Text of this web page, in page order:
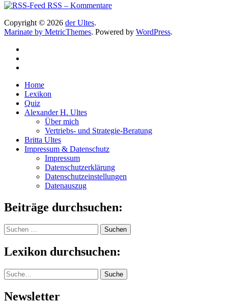
RSS – Kommentare
Copyright © 2026 der Ultes.
Marinate by MetricThemes. Powered by WordPress.
Home
Lexikon
Quiz
Alexander H. Ultes
Über mich
Vertriebs- und Strategie-Beratung
Britta Ultes
Impressum & Datenschutz
Impressum
Datenschutzerklärung
Datenschutzeinstellungen
Datenauszug
Beiträge durchsuchen:
Suchen
nach:
Lexikon durchsuchen:
Suche Suche
Newsletter